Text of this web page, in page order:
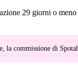
29 giorni o
la commissione di